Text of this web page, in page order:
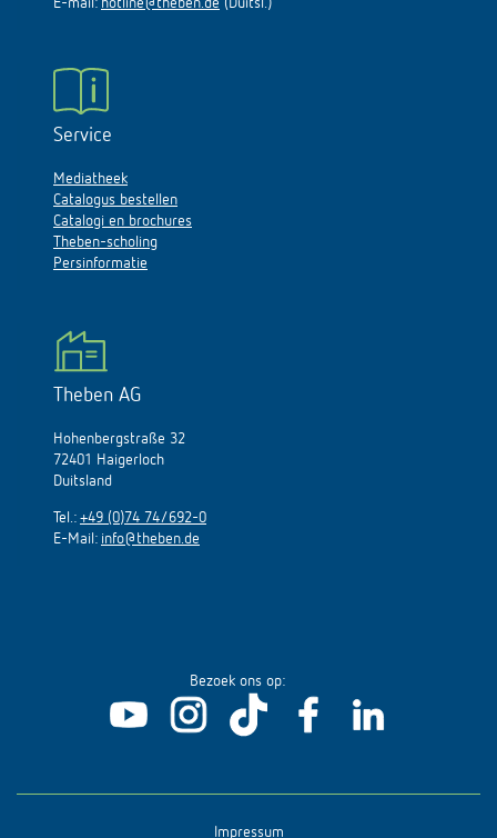
E-mail: hotline@theben.de (Duitsl.)
Service
Mediatheek
Catalogus bestellen
Catalogi en brochures
Theben-scholing
Persinformatie
Theben AG
Hohenbergstraße 32
72401 Haigerloch
Duitsland
Tel.: +49 (0)74 74/692-0
E-Mail: info@theben.de
Bezoek ons op:
Impressum